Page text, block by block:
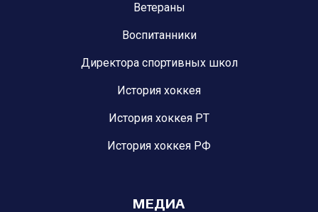
Ветераны
Воспитанники
Директора спортивных школ
История хоккея
История хоккея РТ
История хоккея РФ
МЕДИА